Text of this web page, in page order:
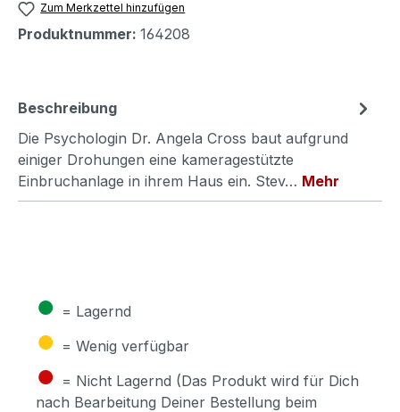
Zum Merkzettel hinzufügen
Produktnummer: 164208
Beschreibung
Die Psychologin Dr. Angela Cross baut aufgrund
einiger Drohungen eine kameragestützte
Einbruchanlage in ihrem Haus ein. Stev… Mehr
● = Lagernd
● = Wenig verfügbar
● = Nicht Lagernd (Das Produkt wird für Dich
nach Bearbeitung Deiner Bestellung beim